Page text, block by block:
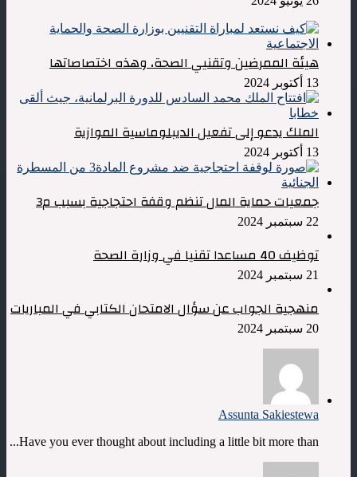
هيئة الممرضين وتقنيي الصحة، وهذه اختصاصاتها
13 أكتوبر 2024
الملك يدعو إلى تفعيل الديبلوماسية الموازية
13 أكتوبر 2024
جمعيات حماية المال تنظم وقفة احتجاجية بسبب م3
22 سبتمبر 2024
توظيف 40 مساعدا تقنيا في وزارة الصحة
21 سبتمبر 2024
منهجية الجواب عن سؤال الامتحان الكتابي في المباريات
20 سبتمبر 2024
Assunta Sakiestewa
Have you ever thought about including a little bit more than...